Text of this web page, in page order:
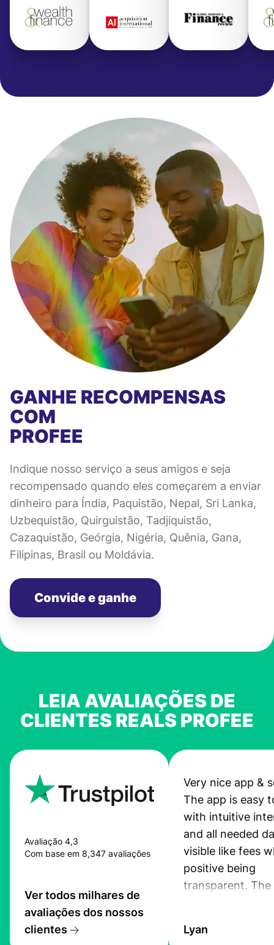
GANHE RECOMPENSAS
COM
PROFEE
Indique nosso serviço a seus amigos e seja
recompensado quando eles começarem a enviar
dinheiro para Índia, Paquistão, Nepal, Sri Lanka,
Uzbequistão, Quirguistão, Tadjiquistão,
Cazaquistão, Geórgia, Nigéria, Quênia, Gana,
Filipinas, Brasil ou Moldávia.
Convide e ganhe
LEIA AVALIAÇÕES DE
CLIENTES REALS PROFEE
Avaliação 4,3
Com base em 8,347 avaliações
Ver todos milhares de
avaliações dos nossos
clientes
Very nice app &
The app is easy
with intuitive
and all needed
visible like fees
positive being
transparent. The
the exchange
Lyan